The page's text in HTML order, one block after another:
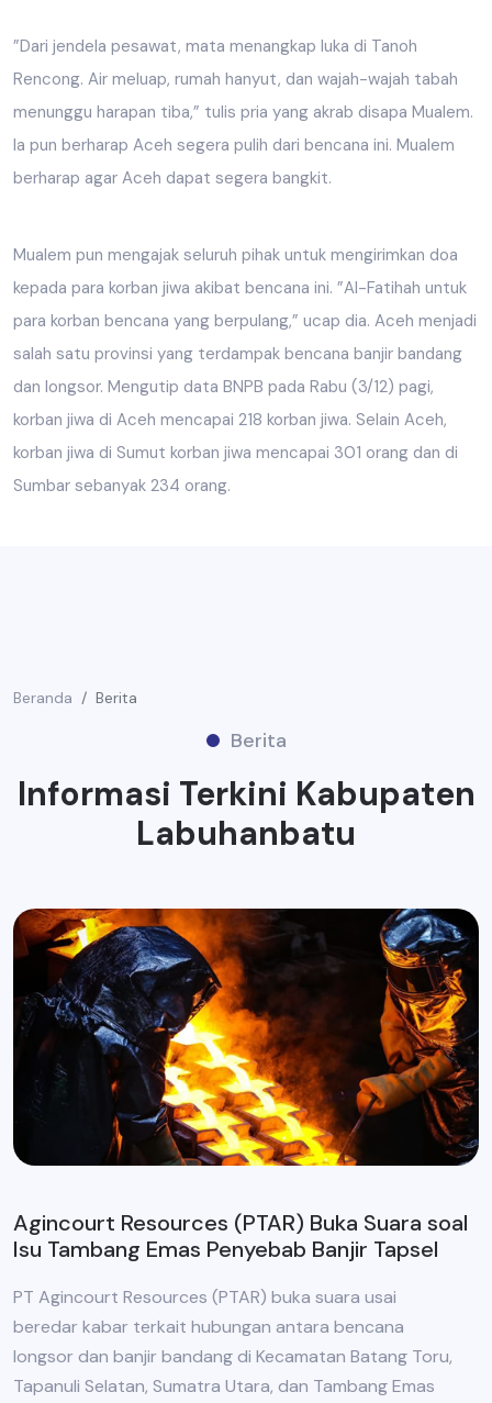
”Dari jendela pesawat, mata menangkap luka di Tanoh
Rencong. Air meluap, rumah hanyut, dan wajah-wajah tabah
menunggu harapan tiba,” tulis pria yang akrab disapa Mualem.
Ia pun berharap Aceh segera pulih dari bencana ini. Mualem
berharap agar Aceh dapat segera bangkit.
Mualem pun mengajak seluruh pihak untuk mengirimkan doa
kepada para korban jiwa akibat bencana ini. ”Al-Fatihah untuk
para korban bencana yang berpulang,” ucap dia. Aceh menjadi
salah satu provinsi yang terdampak bencana banjir bandang
dan longsor. Mengutip data BNPB pada Rabu (3/12) pagi,
korban jiwa di Aceh mencapai 218 korban jiwa. Selain Aceh,
korban jiwa di Sumut korban jiwa mencapai 301 orang dan di
Sumbar sebanyak 234 orang.
Beranda Berita
Berita
Informasi Terkini Kabupaten
Labuhanbatu
Agincourt Resources (PTAR) Buka Suara soal
Isu Tambang Emas Penyebab Banjir Tapsel
PT Agincourt Resources (PTAR) buka suara usai
beredar kabar terkait hubungan antara bencana
longsor dan banjir bandang di Kecamatan Batang Toru,
Tapanuli Selatan, Sumatra Utara, dan Tambang Emas